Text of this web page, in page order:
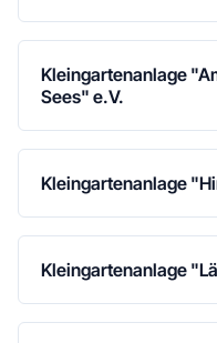
Kleingartenanlage
Sees" e.V.
Kleingartenanlage
Kleingartenanlage